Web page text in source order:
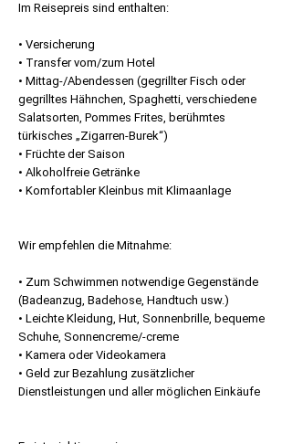
Im Reisepreis sind enthalten:
• Versicherung
• Transfer vom/zum Hotel
• Mittag-/Abendessen (gegrillter Fisch oder
gegrilltes Hähnchen, Spaghetti, verschiedene
Salatsorten, Pommes Frites, berühmtes
türkisches „Zigarren-Burek“)
• Früchte der Saison
• Alkoholfreie Getränke
• Komfortabler Kleinbus mit Klimaanlage
Wir empfehlen die Mitnahme:
• Zum Schwimmen notwendige Gegenstände
(Badeanzug, Badehose, Handtuch usw.)
• Leichte Kleidung, Hut, Sonnenbrille, bequeme
Schuhe, Sonnencreme/-creme
• Kamera oder Videokamera
• Geld zur Bezahlung zusätzlicher
Dienstleistungen und aller möglichen Einkäufe